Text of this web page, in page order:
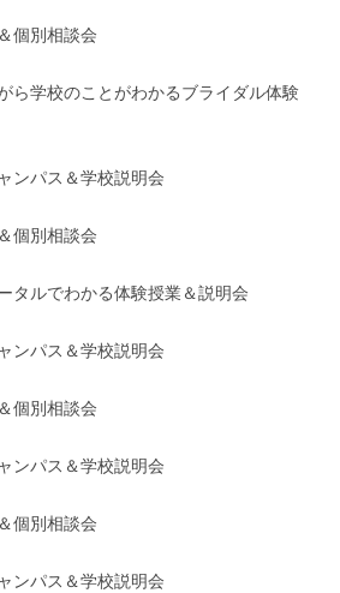
個別相談会
ら学校のことがわかるブライダル体験
ンパス＆学校説明会
個別相談会
タルでわかる体験授業＆説明会
ンパス＆学校説明会
個別相談会
ンパス＆学校説明会
個別相談会
ンパス＆学校説明会